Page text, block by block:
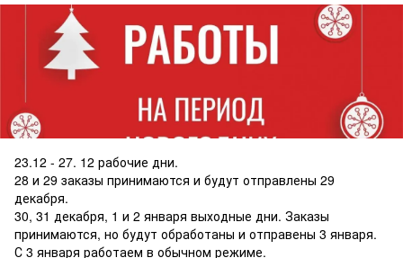
23.12 - 27. 12 рабочие дни.
28 и 29 заказы принимаются и будут отправлены 29
декабря.
30, 31 декабря, 1 и 2 января выходные дни. Заказы
принимаются, но будут обработаны и отправены 3 января.
С 3 января работаем в обычном режиме.